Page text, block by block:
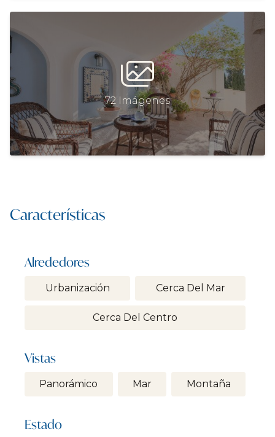
72 Imágenes
Características
Alrededores
Urbanización Cerca Del Mar
Cerca Del Centro
Vistas
Panorámico Mar Montaña
Estado